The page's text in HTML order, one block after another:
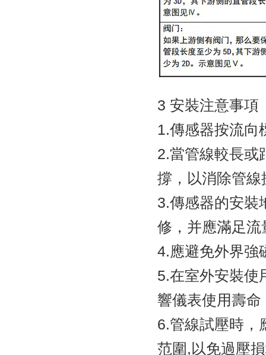
3 安裝注意事項
1.傳感器按流向
2.當管線較長或
撐，以消除管
3.傳感器的安裝
修，并應滿足流
4.應避免外界強
5.在室外安裝使
響儀表使用壽命
6.管線試壓時，
范圍,以免過壓損壞